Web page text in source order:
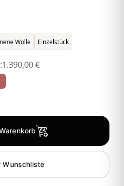
Wolle Einzelstück
1.390,00 €
Wunschliste